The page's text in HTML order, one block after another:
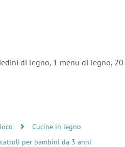
di legno, 1 menu di legno,
Cucine in legno
per bambini da 3 anni